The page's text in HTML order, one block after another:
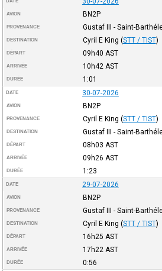
AVION BN2P
PROVENANCE Gustaf III - Saint-
DESTINATION Cyril E King (STT / TIST)
DÉPART 09h40 AST
ARRIVÉE 10h42 AST
DURÉE 1:01
DATE 30-07-2026
AVION BN2P
PROVENANCE Cyril E King (STT / TIST)
DESTINATION Gustaf III - Saint-
DÉPART 08h03 AST
ARRIVÉE 09h26 AST
DURÉE 1:23
DATE 29-07-2026
AVION BN2P
PROVENANCE Gustaf III - Saint-
DESTINATION Cyril E King (STT / TIST)
DÉPART 16h25 AST
ARRIVÉE 17h22 AST
DURÉE 0:56